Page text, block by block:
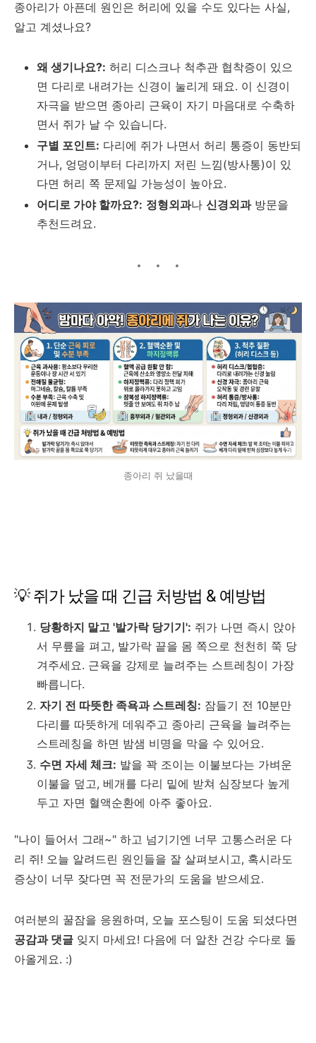
종아리가 아픈데 원인은 허리에 있을 수도 있다는 사실,
알고 계셨나요?
왜 생기나요?: 허리 디스크나 척추관 협착증이 있으
면 다리로 내려가는 신경이 눌리게 돼요. 이 신경이
자극을 받으면 종아리 근육이 자기 마음대로 수축하
면서 쥐가 날 수 있습니다.
구별 포인트: 다리에 쥐가 나면서 허리 통증이 동반되
거나, 엉덩이부터 다리까지 저린 느낌(방사통)이 있
다면 허리 쪽 문제일 가능성이 높아요.
어디로 가야 할까요?: 정형외과나 신경외과방문을
추천드려요.
종아리 쥐 났을때
💡 쥐가 났을 때 긴급 처방법 & 예방법
당황하지 말고 '발가락 당기기': 쥐가 나면 즉시 앉아
서 무릎을 펴고, 발가락 끝을 몸 쪽으로 천천히 쭉 당
겨주세요. 근육을 강제로 늘려주는 스트레칭이 가장
빠릅니다.
자기 전 따뜻한 족욕과 스트레칭: 잠들기 전 10분만
다리를 따뜻하게 데워주고 종아리 근육을 늘려주는
스트레칭을 하면 밤샘 비명을 막을 수 있어요.
수면 자세 체크: 발을 꽉 조이는 이불보다는 가벼운
이불을 덮고, 베개를 다리 밑에 받쳐 심장보다 높게
두고 자면 혈액순환에 아주 좋아요.
"나이 들어서 그래~" 하고 넘기기엔 너무 고통스러운 다
리 쥐! 오늘 알려드린 원인들을 잘 살펴보시고, 혹시라도
증상이 너무 잦다면 꼭 전문가의 도움을 받으세요.
여러분의 꿀잠을 응원하며, 오늘 포스팅이 도움 되셨다면
공감과 댓글 잊지 마세요! 다음에 더 알찬 건강 수다로 돌
아올게요. :)